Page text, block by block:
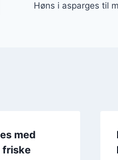
Høns i asparges til
med
friske